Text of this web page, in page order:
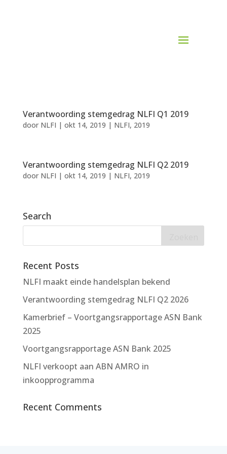
Verantwoording stemgedrag NLFI Q1 2019
door NLFI | okt 14, 2019 | NLFI, 2019
Verantwoording stemgedrag NLFI Q2 2019
door NLFI | okt 14, 2019 | NLFI, 2019
Search
Recent Posts
NLFI maakt einde handelsplan bekend
Verantwoording stemgedrag NLFI Q2 2026
Kamerbrief – Voortgangsrapportage ASN Bank
2025
Voortgangsrapportage ASN Bank 2025
NLFI verkoopt aan ABN AMRO in
inkoopprogramma
Recent Comments